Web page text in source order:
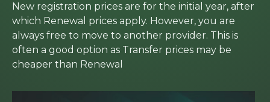
New registration prices are for the initial year, after
which Renewal prices apply. However, you are
always free to move to another provider. This is
often a good option as Transfer prices may be
cheaper than Renewal